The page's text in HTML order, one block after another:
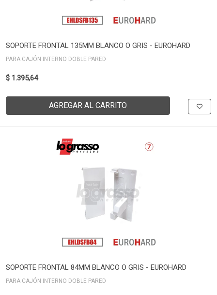
SOPORTE FRONTAL 135MM BLANCO O GRIS - EUROHARD
PARA CAJÓN INTERNO DOBLE PARED
$ 1.395,64
AGREGAR AL CARRITO
SOPORTE FRONTAL 84MM BLANCO O GRIS - EUROHARD
PARA CAJÓN INTERNO DOBLE PARED